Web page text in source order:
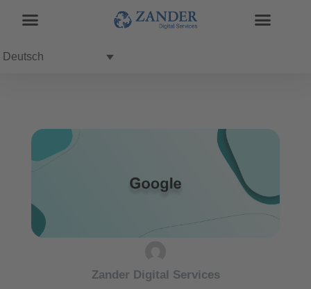
Deutsch
Zander Digital Services